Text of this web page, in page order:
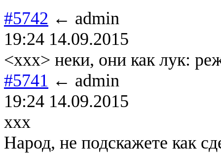
#5742 ← admin
19:24 14.09.2015
<xxx> неки, они как лук:
#5741 ← admin
19:24 14.09.2015
ххх
Народ, не подскажете как